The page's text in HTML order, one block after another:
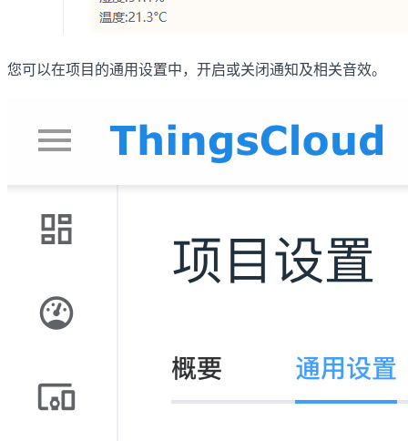
您可以在项目的通用设置中，开启或关闭通知及相关音效。